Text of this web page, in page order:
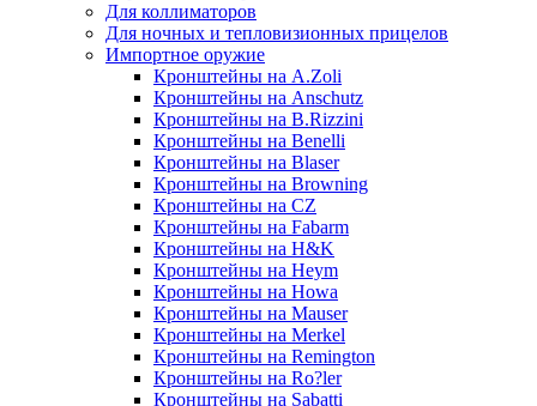
Для коллиматоров
Для ночных и тепловизионных прицелов
Импортное оружие
Кронштейны на A.Zoli
Кронштейны на Anschutz
Кронштейны на B.Rizzini
Кронштейны на Benelli
Кронштейны на Blaser
Кронштейны на Browning
Кронштейны на CZ
Кронштейны на Fabarm
Кронштейны на H&K
Кронштейны на Heym
Кронштейны на Howa
Кронштейны на Mauser
Кронштейны на Merkel
Кронштейны на Remington
Кронштейны на Ro?ler
Кронштейны на Sabatti